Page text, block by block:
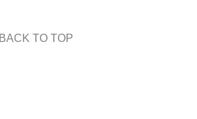
BACK TO TOP